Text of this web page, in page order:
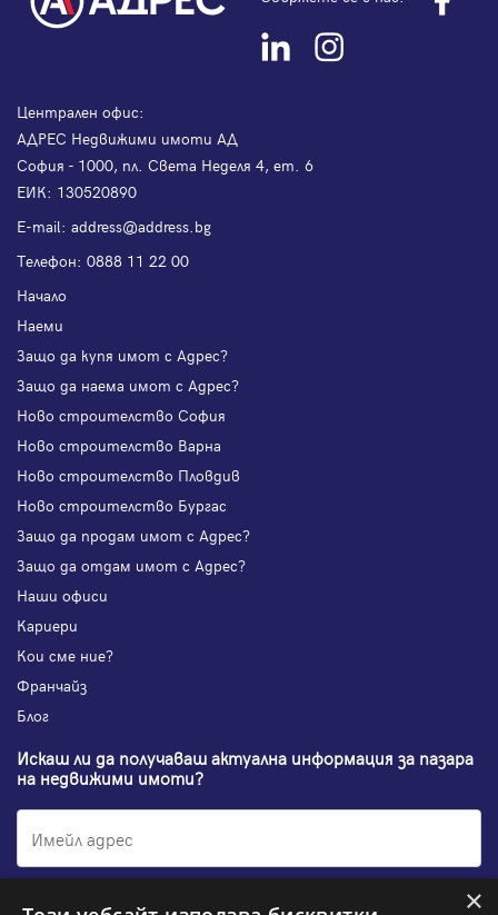
Централен офис:
АДРЕС Недвижими имоти АД
София - 1000, пл. Света Неделя 4, ет. 6
ЕИК: 130520890
Е-mail: address@address.bg
Телефон: 0888 11 22 00
Начало
Наеми
Защо да купя имот с Адрес?
Защо да наема имот с Адрес?
Ново строителство София
Ново строителство Варна
Ново строителство Пловдив
Ново строителство Бургас
Защо да продам имот с Адрес?
Защо да отдам имот с Адрес?
Наши офиси
Кариери
Кои сме ние?
Франчайз
Блог
Искаш ли да получаваш актуална информация за пазара
на недвижими имоти?
×